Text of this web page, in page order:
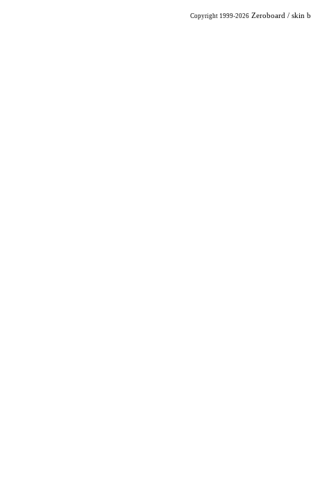
Copyright 1999-2026 Zeroboard / skin